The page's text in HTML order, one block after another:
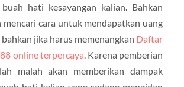
hati kesayangan kalian. Bahkan
mencari cara untuk mendapatkan uang
jika harus memenangkan Daftar
online terpercaya . Karena pemberian
malah akan memberikan dampak